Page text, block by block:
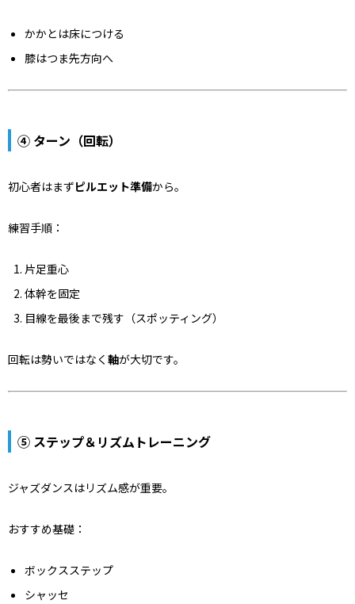
かかとは床につける
膝はつま先方向へ
④ ターン（回転）
初心者はまずピルエット準備から。
練習手順：
片足重心
体幹を固定
目線を最後まで残す（スポッティング）
回転は勢いではなく 軸が大切です。
⑤ ステップ＆リズムトレーニング
ジャズダンスはリズム感が重要。
おすすめ基礎：
ボックスステップ
シャッセ